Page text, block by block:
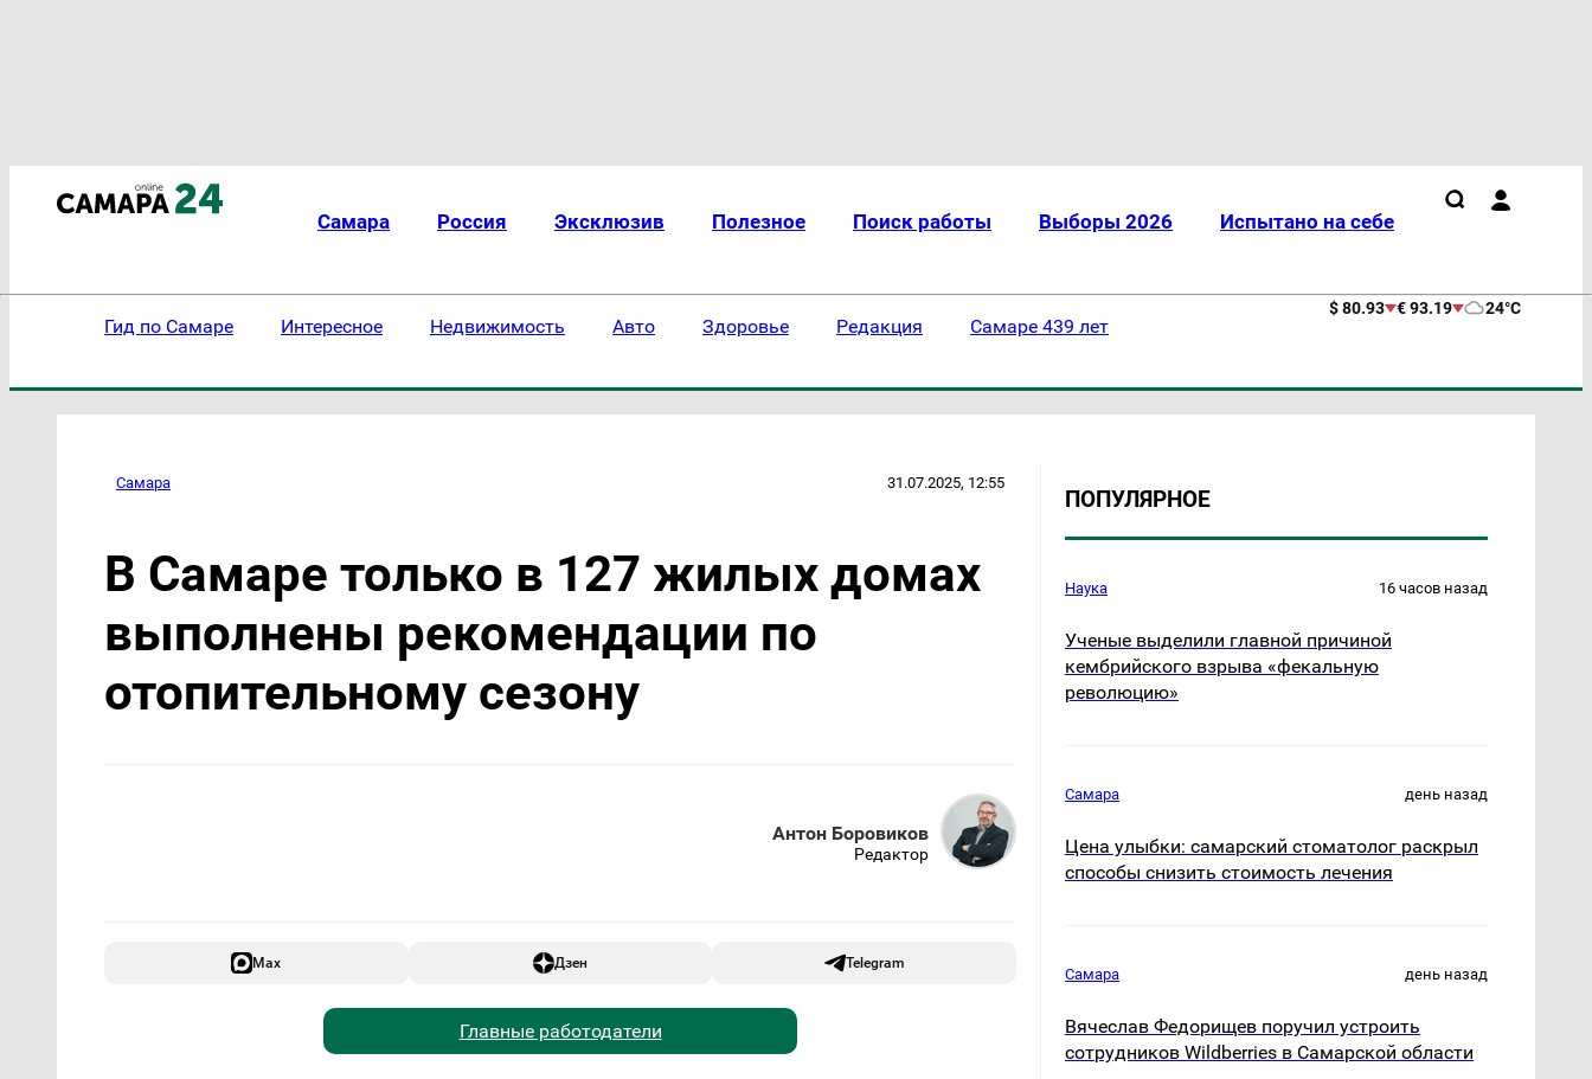
Самара Россия Эксклюзив Полезное Поиск работы Выборы 2026 Испытано на себе
Гид по Самаре Интересное Недвижимость Авто Здоровье Редакция Самаре 439 лет
$ 80.93 € 93.19 24°C
Самара 31.07.2025, 12:55
В Самаре только в 127 жилых домах
выполнены рекомендации по
отопительному сезону
Антон Боровиков
Редактор
Max Дзен Telegram
Главные работодатели
ПОПУЛЯРНОЕ
Наука 16 часов назад
Ученые выделили главной причиной
кембрийского взрыва «фекальную
революцию»
Самара день назад
Цена улыбки: самарский стоматолог раскрыл
способы снизить стоимость лечения
Самара день назад
Вячеслав Федорищев поручил устроить
сотрудников Wildberries в Самарской области